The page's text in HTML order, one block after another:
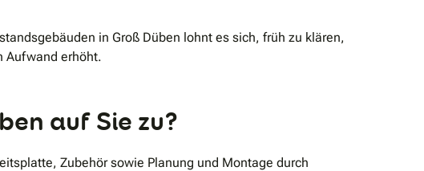
in Groß Düben lohnt es sich, früh zu klären,
Aufwand erhöht.
auf Sie zu?
Zubehör sowie Planung und Montage durch